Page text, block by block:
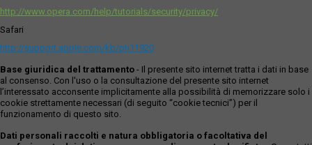
http://www.opera.com/help/tutorials/security/privacy/
Safari
http://support.apple.com/kb/ph11920
Base giuridica del trattamento - Il presente sito internet tratta i dati in base
al consenso. Con l'uso o la consultazione del presente sito internet
l’interessato acconsente implicitamente alla possibilità di memorizzare solo i
cookie strettamente necessari (di seguito “cookie tecnici”) per il
funzionamento di questo sito.
Dati personali raccolti e natura obbligatoria o facoltativa del